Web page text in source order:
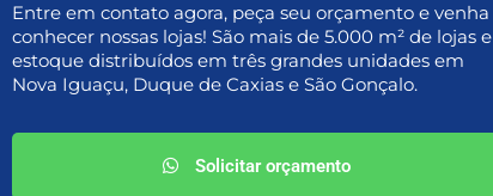
Entre em contato agora, peça seu orçamento e venha
conhecer nossas lojas! São mais de 5.000 m² de lojas e
estoque distribuídos em três grandes unidades em
Nova Iguaçu, Duque de Caxias e São Gonçalo.
Solicitar orçamento